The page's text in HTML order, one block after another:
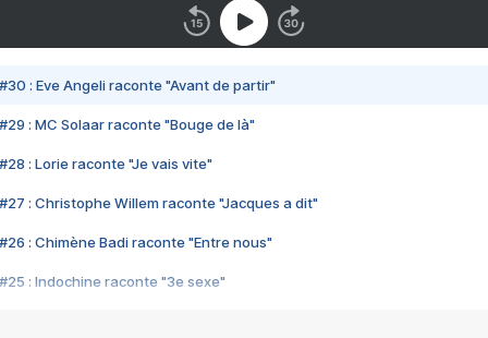
#30 : Eve Angeli raconte "Avant de partir"
#29 : MC Solaar raconte "Bouge de là"
#28 : Lorie raconte "Je vais vite"
#27 : Christophe Willem raconte "Jacques a dit"
#26 : Chimène Badi raconte "Entre nous"
#25 : Indochine raconte "3e sexe"